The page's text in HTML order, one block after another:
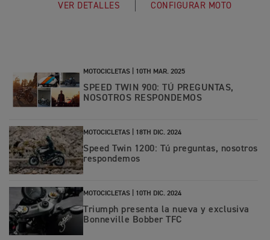
VER DETALLES CONFIGURAR MOTO
MOTOCICLETAS | 10TH MAR. 2025
SPEED TWIN 900: TÚ PREGUNTAS,
NOSOTROS RESPONDEMOS
MOTOCICLETAS | 18TH DIC. 2024
Speed Twin 1200: Tú preguntas, nosotros
respondemos
MOTOCICLETAS | 10TH DIC. 2024
Triumph presenta la nueva y exclusiva
Bonneville Bobber TFC